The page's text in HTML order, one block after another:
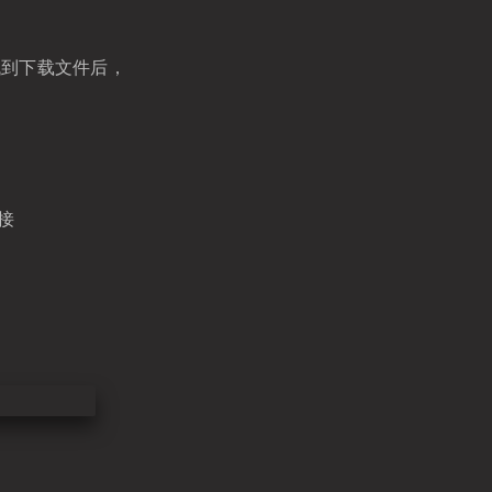
下载文件后，